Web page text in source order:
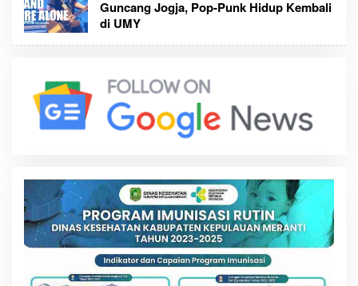
Guncang Jogja, Pop-Punk Hidup Kembali
di UMY